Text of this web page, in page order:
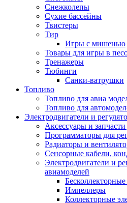
Снежколепы
Сухие бассейны
Твистеры
Тир
Игры с мишенью
Товары для игры в
Тренажеры
Тюбинги
Санки-ватрушки
Топливо
Топливо для авиа
Топливо для
Электродвигатели и
Аксессуары и
Программаторы для
Радиаторы и
Сенсорные кабели,
Электродвигатели и
авиамоделей
Бесколлекторные
Импеллеры
Коллекторные